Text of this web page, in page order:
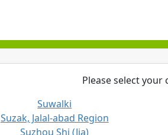
Please select
Suwalki
Suzak, Jalal-abad Region
Suzhou Shi (Jia)